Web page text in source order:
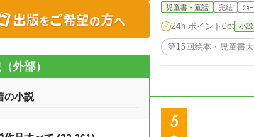
児童書・童話 完結 ｼｮ
24h.ポイント 0pt 小説
第15回絵本・児童書
5
外部）
の小説